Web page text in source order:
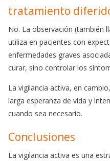
tratamiento
No. La observación (también
utiliza en pacientes con
enfermedades graves
curar, sino controlar los
La vigilancia activa, en
larga esperanza de vida y
cuando sea necesario.
Conclusiones
La vigilancia activa es una